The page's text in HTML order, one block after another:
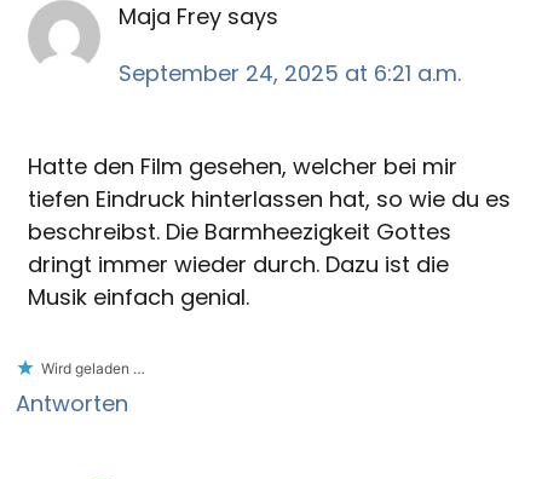
Maja Frey says
September 24, 2025 at 6:21 a.m.
Hatte den Film gesehen, welcher bei mir
tiefen Eindruck hinterlassen hat, so wie du es
beschreibst. Die Barmheezigkeit Gottes
dringt immer wieder durch. Dazu ist die
Musik einfach genial.
Wird geladen …
Antworten